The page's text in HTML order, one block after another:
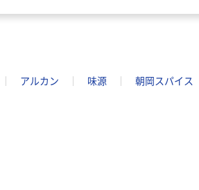
アルカン 味源 朝岡スパイス